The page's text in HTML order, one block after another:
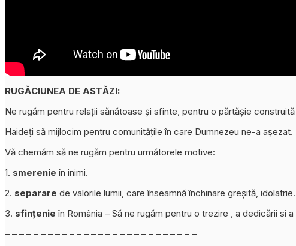
RUGĂCIUNEA DE ASTĂZI:
Ne rugăm pentru relații sănătoase și sfinte, pentru o părtășie
Haideți să mijlocim pentru comunitățile în care Dumnezeu ne-a așezat.
Vă chemăm să ne rugăm pentru următorele motive:
1. smerenie în inimi.
2. separare de valorile lumii, care înseamnă închinare greșită,
3. sfințenie în România – Să ne rugăm pentru o trezire , a dedicării si
– – – – – – – – – – – – – – – – – – – – – – – – – – –